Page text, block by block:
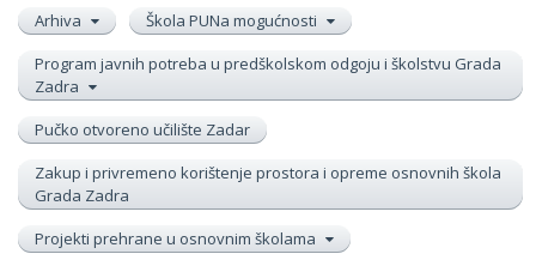
Arhiva
Škola PUNa mogućnosti
Program javnih potreba u predškolskom odgoju i školstvu Grada
Zadra
Pučko otvoreno učilište Zadar
Zakup i privremeno korištenje prostora i opreme osnovnih škola
Grada Zadra
Projekti prehrane u osnovnim školama